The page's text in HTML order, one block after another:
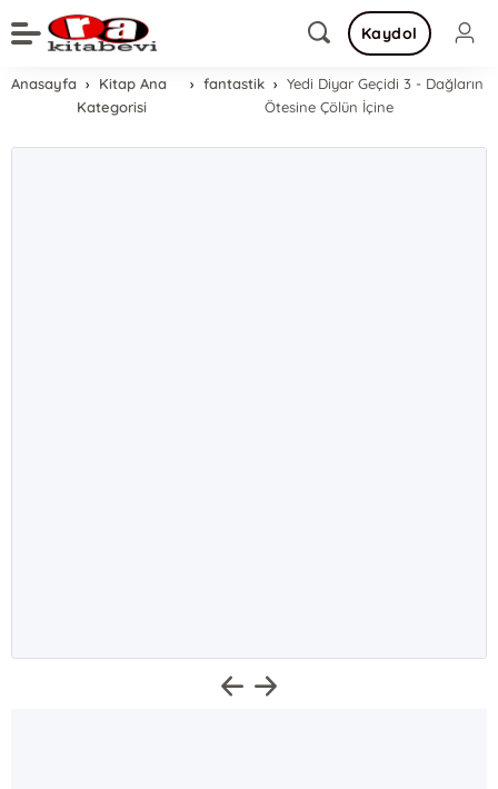
Kaydol
Anasayfa
Kitap Ana
Kategorisi
fantastik
Yedi Diyar Geçidi 3 - Dağların
Ötesine Çölün İçine